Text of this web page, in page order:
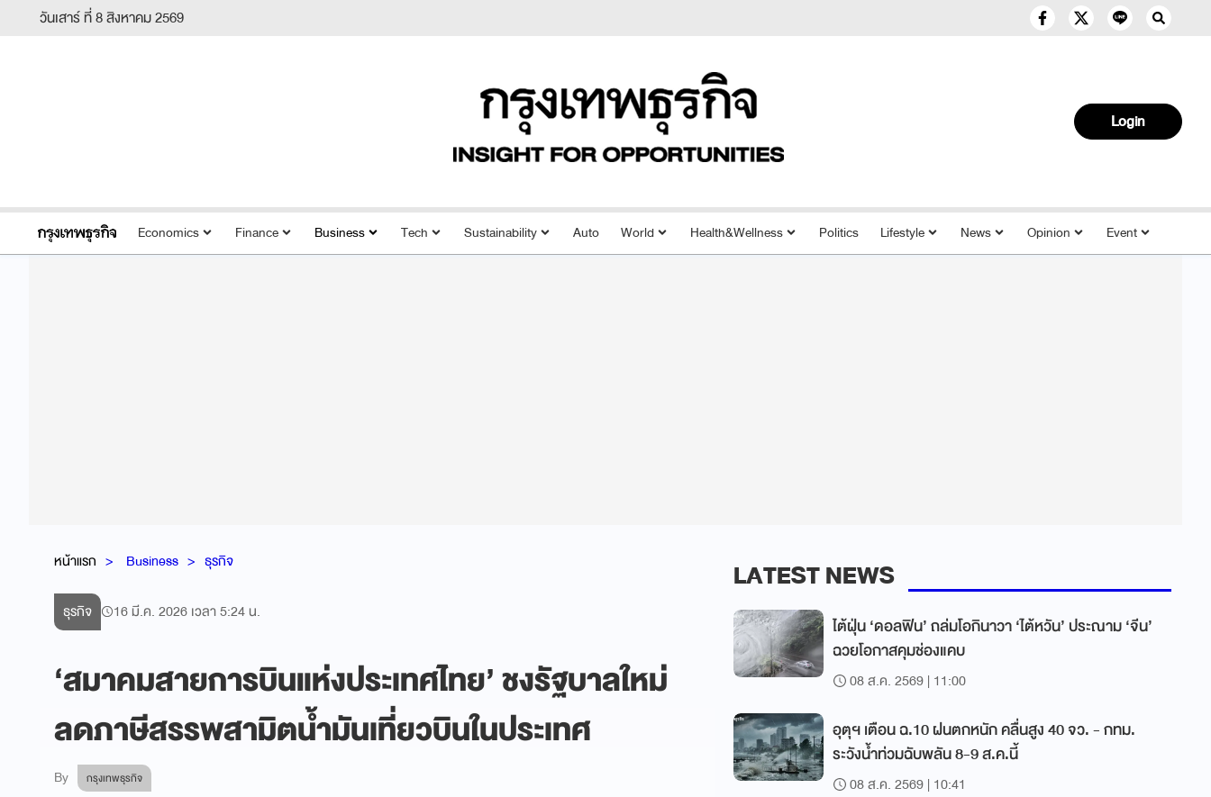
วันเสาร์ ที่ 8 สิงหาคม 2569
Login
Economics Finance Business Tech Sustainability Auto World Health&Wellness Politics Lifestyle News Opinion Event
หน้าแรก Business ธุรกิจ
ธุรกิจ 16 มี.ค. 2026 เวลา 5:24 น.
‘สมาคมสายการบินแห่งประเทศไทย’ ชงรัฐบาลใหม่
ลดภาษีสรรพสามิตน้ำมันเที่ยวบินในประเทศ
By กรุงเทพธุรกิจ
LATEST NEWS
ไต้ฝุ่น ‘ดอลฟิน’ ถล่มโอกินาวา ‘ไต้หวัน’ ประณาม ‘จีน’
ฉวยโอกาสคุมช่องแคบ
08 ส.ค. 2569 | 11:00
อุตุฯ เตือน ฉ.10 ฝนตกหนัก คลื่นสูง 40 จว. - กทม.
ระวังน้ำท่วมฉับพลัน 8-9 ส.ค.นี้
08 ส.ค. 2569 | 10:41